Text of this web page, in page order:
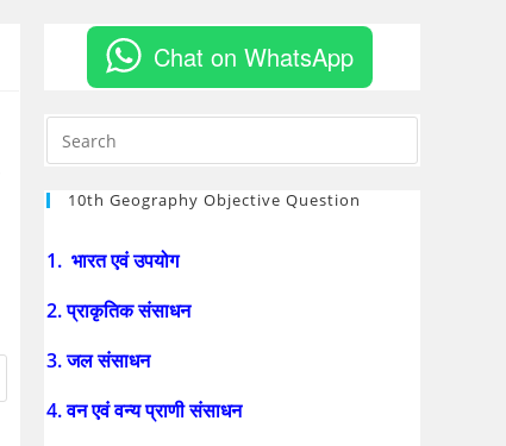
Chat on WhatsApp
10th Geography Objective Question
1. भारत एवं उपयोग
2. प्राकृतिक संसाधन
3. जल संसाधन
4. वन एवं वन्य प्राणी संसाधन